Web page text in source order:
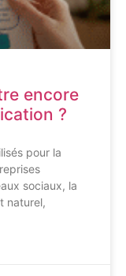
encore
?
pour la
sociaux, la
naturel,